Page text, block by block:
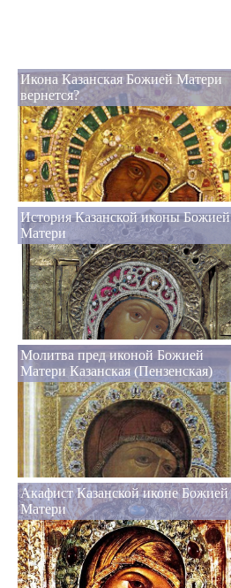
Икона Казанская Божией Матери
вернется?
История Казанской иконы Божией
Матери
Молитва пред иконой Божией
Матери Казанская (Пензенская)
Акафист Казанской иконе Божией
Матери